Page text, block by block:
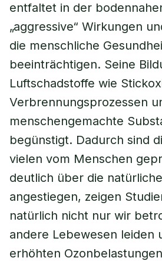
entfaltet in der
„aggressive“ Wirkungen
die menschliche
beeinträchtigen. Seine
Luftschadstoffe wie
Verbrennungsprozessen
menschengemachte
begünstigt. Dadurch sind
vielen vom Menschen
deutlich über die
angestiegen, zeigen
natürlich nicht nur wir
andere Lebewesen leiden
erhöhten